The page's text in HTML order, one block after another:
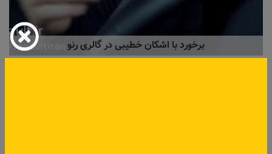
برخورد با اشکان خطیبی در گالری رنو